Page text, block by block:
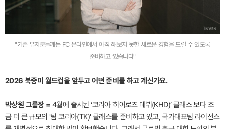
"기존 유저분들께는 FC 온라인에서 아직 해보지 못한 새로운 경험을 드릴 수 있도록
준비하고 있습니다"
2026 북중미 월드컵을 앞두고 어떤 준비를 하고 계신가요.
박상원 그룹장 = 4월에 출시된 ‘코리아 히어로즈 데뷔(KHD)’ 클래스 보다 조
금 더 큰 규모의 '팀 코리아(TK)' 클래스를 준비하고 있고, 국가대표팀 라이선스